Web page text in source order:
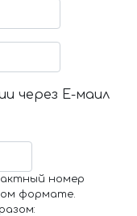
через Е-маил
номер
формате.